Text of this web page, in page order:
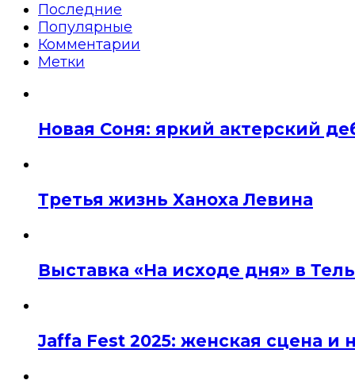
Последние
Популярные
Комментарии
Метки
Новая Соня: яркий актерский
Третья жизнь Ханоха Левина
Выставка «На исходе дня» в
Jaffa Fest 2025: женская сцена